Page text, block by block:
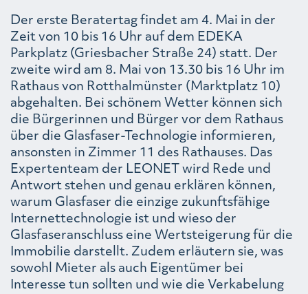
Der erste Beratertag findet am 4. Mai in der
Zeit von 10 bis 16 Uhr auf dem EDEKA
Parkplatz (Griesbacher Straße 24) statt. Der
zweite wird am 8. Mai von 13.30 bis 16 Uhr im
Rathaus von Rotthalmünster (Marktplatz 10)
abgehalten. Bei schönem Wetter können sich
die Bürgerinnen und Bürger vor dem Rathaus
über die Glasfaser-Technologie informieren,
ansonsten in Zimmer 11 des Rathauses. Das
Expertenteam der LEONET wird Rede und
Antwort stehen und genau erklären können,
warum Glasfaser die einzige zukunftsfähige
Internettechnologie ist und wieso der
Glasfaseranschluss eine Wertsteigerung für die
Immobilie darstellt. Zudem erläutern sie, was
sowohl Mieter als auch Eigentümer bei
Interesse tun sollten und wie die Verkabelung